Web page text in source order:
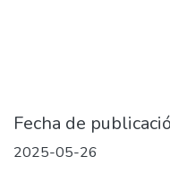
Fecha de
2025-05-26